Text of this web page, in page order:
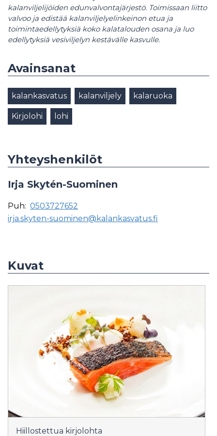
kalanviljelijöiden edunvalvontajärjestö. Toimissaan liitto
valvoo ja edistää kalanviljelyelinkeinon etua ja
toimintaedellytyksiä koko kalatalouden osana ja luo
edellytyksiä vesiviljelyn kestävälle kasvulle.
Avainsanat
kalankasvatus kalanviljely kalaruoka
Kirjolohi lohi
Yhteyshenkilöt
Irja Skytén-Suominen
Puh: 0503727652
irja.skyten-suominen@kalankasvatus.fi
Kuvat
Hiillostettua kirjolohta